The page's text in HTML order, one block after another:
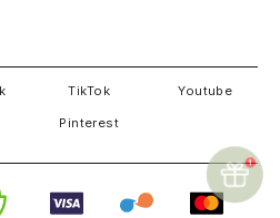
Costa Rica
TikTok Youtube
Pinterest